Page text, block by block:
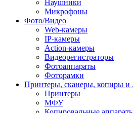
Наушники
Микрофоны
Фото/Видео
Web-камеры
IP-камеры
Action-камеры
Видеорегистраторы
Фотоаппараты
Фоторамки
Принтеры, сканеры, копиры и
Принтеры
МФУ